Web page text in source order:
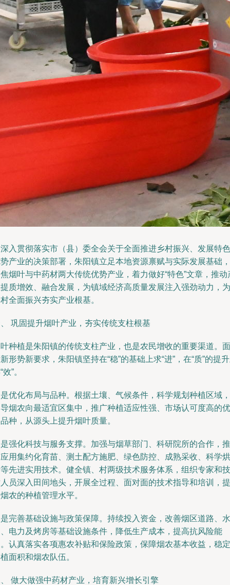
入贯彻落实市（县）委全会关于全面推进乡村振兴、发展特色
产业的决策部署，朱阳镇立足本地资源禀赋与实际发展基础，
烟叶与中药材两大传统优势产业，着力做好“特色”文章，推动
质增效、融合发展，为镇域经济高质量发展注入强劲动力，为
全面振兴夯实产业根基。
巩固提升烟叶产业，夯实传统支柱根基
种植是朱阳镇的传统支柱产业，也是农民增收的重要渠道。面
形势新要求，朱阳镇坚持在“稳”的基础上求“进”，在“质”的提
效”。
优化布局与品种。根据土壤、气候条件，科学规划种植区域，
烟农向最适宜区集中，推广种植适应性强、市场认可度高的优
种，从源头上提升烟叶质量。
强化科技与服务支撑。加强与烟草部门、科研院所的合作，推
用集约化育苗、测土配方施肥、绿色防控、成熟采收、科学烘
先进实用技术。健全镇、村两级技术服务体系，组织专家和技
员深入田间地头，开展全过程、面对面的技术指导和培训，提
农的种植管理水平。
完善基础设施与政策保障。持续投入资金，改善烟区道路、水
电力及烤房等基础设施条件，降低生产成本，提高抗风险能
认真落实各项惠农补贴和保险政策，保障烟农基本收益，稳定
面积和烟农队伍。
做大做强中药材产业，培育新兴增长引擎